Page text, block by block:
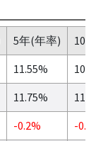
5年(年率)
10
11.55%
11.75%
-0.2%
-